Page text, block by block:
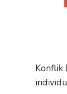
Konflik